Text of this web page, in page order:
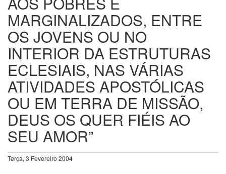
MARGINALIZADOS, ENTRE
OS JOVENS OU NO
INTERIOR DA ESTRUTURAS
ECLESIAIS, NAS VÁRIAS
ATIVIDADES APOSTÓLICAS
OU EM TERRA DE MISSÃO,
DEUS OS QUER FIÉIS AO
SEU AMOR”
Terça, 3 Fevereiro 2004